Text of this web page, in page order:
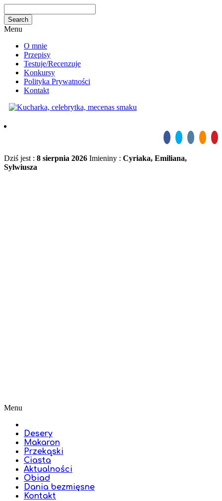
Menu
O mnie
Przepisy
Testuje/Recenzuje
Konkursy
Polityka Prywatności
Kontakt
Dziś jest : 8 sierpnia 2026 Imieniny : Cyriaka, Emiliana,
Sylwiusza
Menu
Desery
Makaron
Przekąski
Ciasta
Aktualności
Obiad
Dania bezmięsne
Kontakt